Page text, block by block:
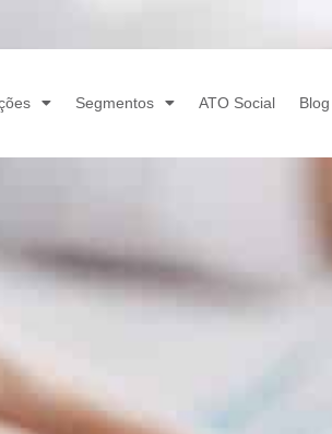
Segmentos ATO Social Blog